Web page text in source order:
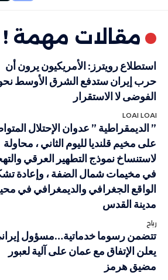
مقالات مهمة !
استطلاع رويترز: الأمريكيون يرون أن
حرب إيران ستدفع الشرق الأوسط
الفوضى لا الاستقرار
LOAI LOAI
” الديمقراطية ” عدوان الإحتلال
على مخيم قلنديا لليوم الثاني ، محاولة
لاستنساخ نموذج التطهير العرقي
في مخيمات شمال الضفة ، وإعادة
الواقع الجغرافي والديمغرافي في
مدينة القدس
رباح
تتضمن رسوما خدماتية…مسؤول
يعلن الإتفاق مع عمان على آلية لعبور
مضيق هرمز